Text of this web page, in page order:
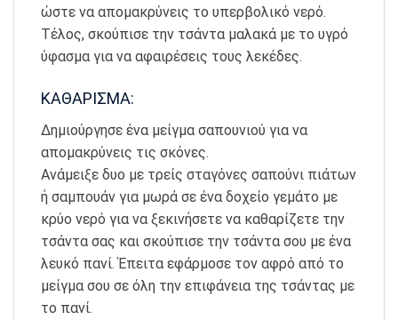
ώστε να απομακρύνεις το υπερβολικό νερό.
Τέλος, σκούπισε την τσάντα μαλακά με το υγρό
ύφασμα για να αφαιρέσεις τους λεκέδες.
ΚΑΘΑΡΙΣΜΑ:
Δημιούργησε ένα μείγμα σαπουνιού για να
απομακρύνεις τις σκόνες.
Ανάμειξε δυο με τρείς σταγόνες σαπούνι πιάτων
ή σαμπουάν για μωρά σε ένα δοχείο γεμάτο με
κρύο νερό για να ξεκινήσετε να καθαρίζετε την
τσάντα σας και σκούπισε την τσάντα σου με ένα
λευκό πανί. Έπειτα εφάρμοσε τον αφρό από το
μείγμα σου σε όλη την επιφάνεια της τσάντας με
το πανί.